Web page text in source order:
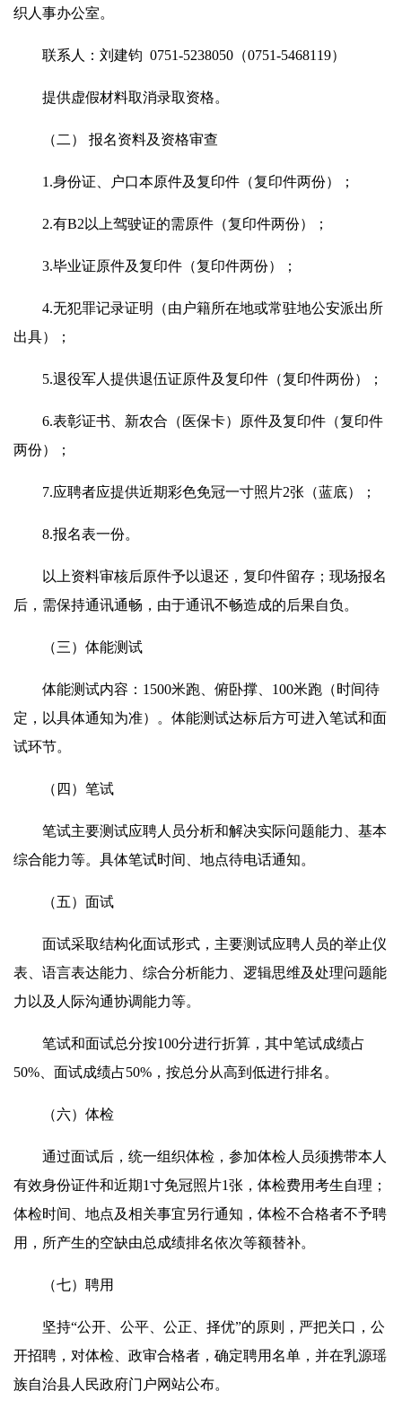
织人事办公室。
联系人：刘建钧 0751-5238050（0751-5468119）
提供虚假材料取消录取资格。
（二） 报名资料及资格审查
1.身份证、户口本原件及复印件（复印件两份）；
2.有B2以上驾驶证的需原件（复印件两份）；
3.毕业证原件及复印件（复印件两份）；
4.无犯罪记录证明（由户籍所在地或常驻地公安派出所
出具）；
5.退役军人提供退伍证原件及复印件（复印件两份）；
6.表彰证书、新农合（医保卡）原件及复印件（复印件
两份）；
7.应聘者应提供近期彩色免冠一寸照片2张（蓝底）；
8.报名表一份。
以上资料审核后原件予以退还，复印件留存；现场报名
后，需保持通讯通畅，由于通讯不畅造成的后果自负。
（三）体能测试
体能测试内容：1500米跑、俯卧撑、100米跑（时间待
定，以具体通知为准）。体能测试达标后方可进入笔试和面
试环节。
（四）笔试
笔试主要测试应聘人员分析和解决实际问题能力、基本
综合能力等。具体笔试时间、地点待电话通知。
（五）面试
面试采取结构化面试形式，主要测试应聘人员的举止仪
表、语言表达能力、综合分析能力、逻辑思维及处理问题能
力以及人际沟通协调能力等。
笔试和面试总分按100分进行折算，其中笔试成绩占
50%、面试成绩占50%，按总分从高到低进行排名。
（六）体检
通过面试后，统一组织体检，参加体检人员须携带本人
有效身份证件和近期1寸免冠照片1张，体检费用考生自理；
体检时间、地点及相关事宜另行通知，体检不合格者不予聘
用，所产生的空缺由总成绩排名依次等额替补。
（七）聘用
坚持“公开、公平、公正、择优”的原则，严把关口，公
开招聘，对体检、政审合格者，确定聘用名单，并在乳源瑶
族自治县人民政府门户网站公布。